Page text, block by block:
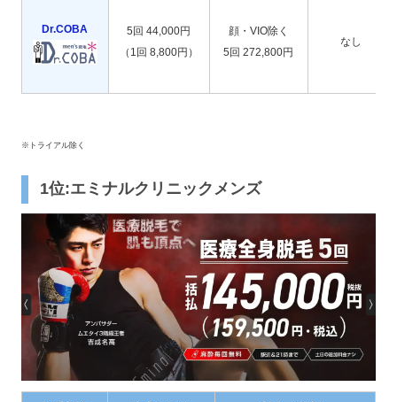
Dr.COBA
5回 44,000円
（1回 8,800円）
顔・VIO除く
5回 272,800円
なし
※トライアル除く
1位:エミナルクリニックメンズ